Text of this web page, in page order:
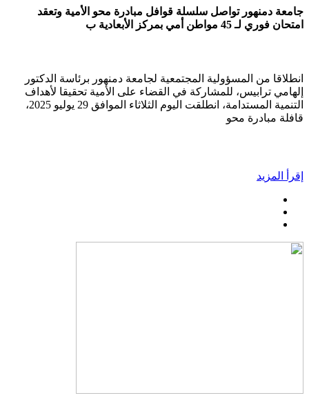
جامعة دمنهور تواصل سلسلة قوافل مبادرة محو الأمية وتعقد
امتحان فوري لـ 45 مواطن أمي بمركز الأبعادية ب
انطلاقا من المسؤولية المجتمعية لجامعة دمنهور برئاسة الدكتور
إلهامي ترابيس، للمشاركة في القضاء على الأمية تحقيقا لأهداف
التنمية المستدامة، انطلقت اليوم الثلاثاء الموافق 29 يوليو 2025،
قافلة مبادرة محو
إقرأ المزيد